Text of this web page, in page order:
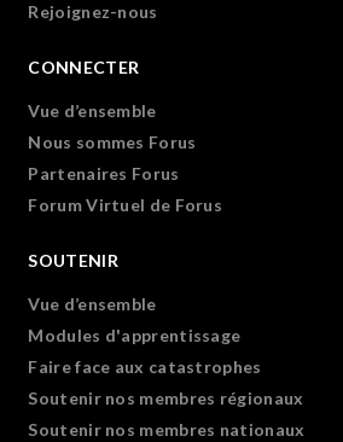
Rejoignez-nous
CONNECTER
Vue d’ensemble
Nous sommes Forus
Partenaires Forus
Forum Virtuel de Forus
SOUTENIR
Vue d’ensemble
Modules d'apprentissage
Faire face aux catastrophes
Soutenir nos membres régionaux
Soutenir nos membres nationaux